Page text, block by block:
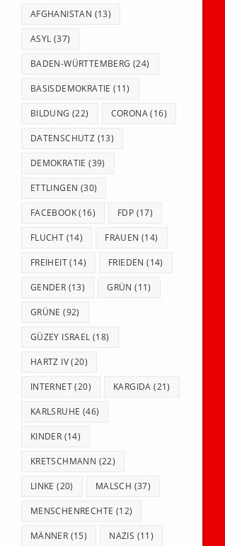
AFGHANISTAN (13)
ASYL (37)
BADEN-WÜRTTEMBERG (24)
BASISDEMOKRATIE (11)
BILDUNG (22) CORONA(16)
DATENSCHUTZ (13)
DEMOKRATIE (39)
ETTLINGEN (30)
FACEBOOK(16) FDP (17)
FLUCHT (14) FRAUEN (14)
FREIHEIT(14) FRIEDEN (14)
GENDER (13) GRÜN (11)
GRÜNE (92)
GÜZEY ISRAEL (18)
HARTZ IV(20)
INTERNET(20) KARGIDA (21)
KARLSRUHE (46)
KINDER (14)
KRETSCHMANN (22)
LINKE (20) MALSCH (37)
MENSCHENRECHTE (12)
MÄNNER (15) NAZIS (11)